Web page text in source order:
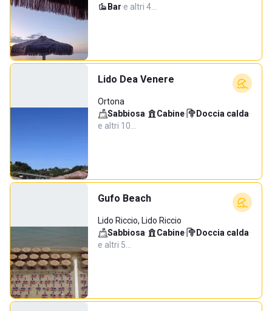
Bar·e altri 4…
Lido Dea Venere
Ortona
Sabbiosa· Cabine· Doccia calda·
e altri 10…
Gufo Beach
Lido Riccio, Lido Riccio
Sabbiosa· Cabine· Doccia calda·
e altri 5…